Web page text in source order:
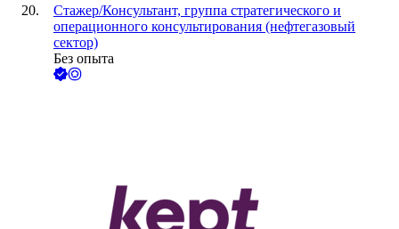
Стажер/Консультант, группа стратегического и
операционного консультирования (нефтегазовый
сектор)
Без опыта